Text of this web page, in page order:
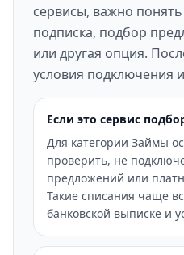
сервисы, важно
подписка, подбор
или другая опция.
условия подключения
Если это сервис
Для категории Займы
проверить, не
предложений или
Такие списания чаще
банковской выписке и